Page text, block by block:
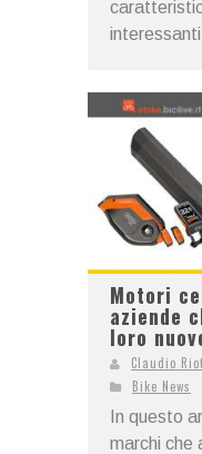
Motori
aziende
loro
Claudio
Bike News
In questo
marchi che